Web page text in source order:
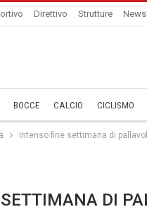
Direttivo Strutture News
BOCCE CALCIO CICLISMO
Intenso fine settimana di
DI